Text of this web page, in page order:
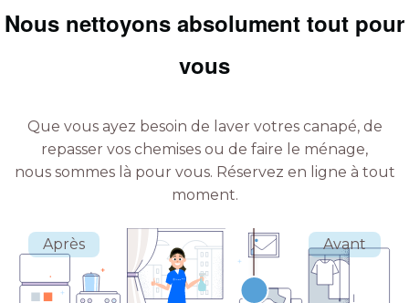
Nous nettoyons absolument tout pour
vous
Que vous ayez besoin de laver votres canapé, de
repasser vos chemises ou de faire le ménage,
nous sommes là pour vous. Réservez en ligne à tout
moment.